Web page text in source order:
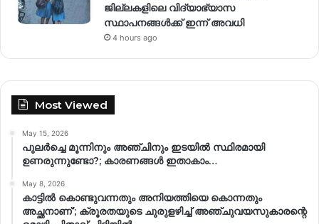
ജില്ലകളിലെ വിദ്യാഭ്യാസ
സ്ഥാപനങ്ങൾക്ക് ഇന്ന് അവധി
4 hours ago
Most Viewed
May 15, 2026
പുലർച്ചെ മൂന്നിനും അഞ്ചിനും ഇടയിൽ സ്ഥിരമായി
ഉണരുന്നുണ്ടോ?; കാരണങ്ങള്‍ ഇതാകാം…
May 8, 2026
കാട്ടിൽ കൊണ്ടുവന്നതും അനിയത്തിയെ കൊന്നതും
അച്ഛനാണ്’; ക്രൂരതയുടെ ചുരുളഴിച്ച് അഞ്ചുവയസുകാരന്റെ